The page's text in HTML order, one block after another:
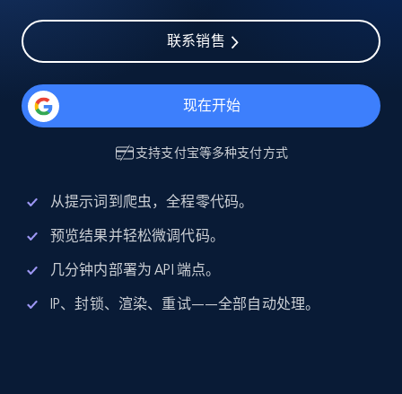
联系销售
现在开始
支持支付宝等多种支付方式
从提示词到爬虫，全程零代码。
预览结果并轻松微调代码。
几分钟内部署为 API 端点。
IP、封锁、渲染、重试——全部自动处理。